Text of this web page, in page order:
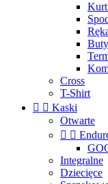
Buty
Cross
T-Shirt
  Kaski
Otwarte
 
Integralne
Dziecięce